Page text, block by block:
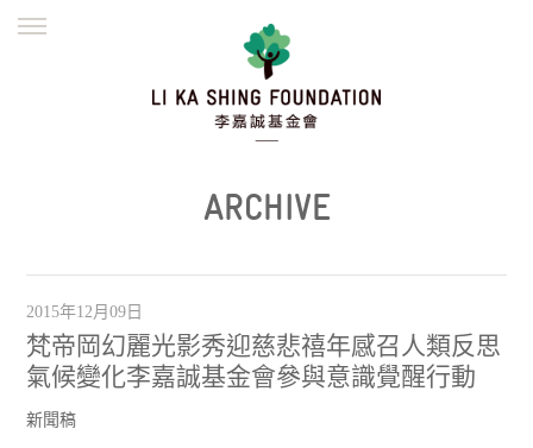
繁體
ARCHIVE
2015年12月09日
梵帝岡幻麗光影秀迎慈悲禧年感召人類反思
氣候變化李嘉誠基金會參與意識覺醒行動
新聞稿